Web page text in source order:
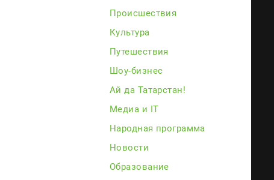
Происшествия
Культура
Путешествия
Шоу-бизнес
Ай да Татарстан!
Медиа и IT
Народная программа
Новости
Образование